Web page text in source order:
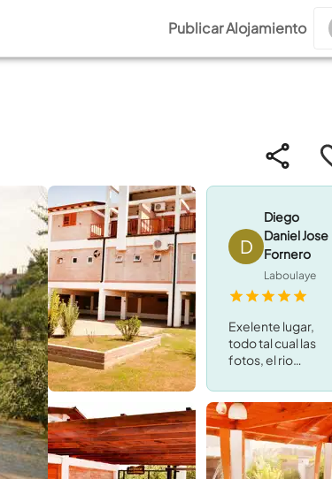
Publicar Alojamiento
D
Diego
Daniel Jose
Fornero
Laboulaye
Exelente lugar,
todo tal cual las
fotos, el rio
patio, muy buena
atención.